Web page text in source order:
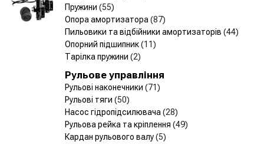
Пружини (55)
Опора амортизатора (87)
Пильовики та відбійники амортизаторів (44)
Опорний підшипник(11)
Тарілка пружини (2)
Рульове управління
Рульові наконечники (71)
Рульові тяги (50)
Насос гідропідсилювача (28)
Рульова рейка та кріплення (49)
Кардан рульового валу(5)